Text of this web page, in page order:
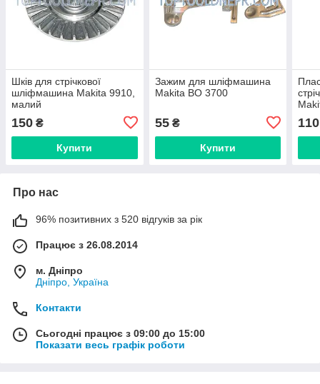
Шків для стрічкової
шліфмашина Makita 9910,
малий
150 ₴
Купити
Зажим для шліфмашина
Makita BO 3700
55₴
Купити
110
Про нас
96% позитивних з 520 відгуків за рік
Працює з 26.08.2014
м. Дніпро
Дніпро, Україна
Контакти
Сьогодні працює з 09:00 до 15:00
Показати весь графік роботи